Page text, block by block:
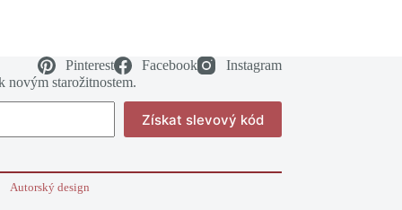
Pinterest Facebook Instagram
novým starožitnostem.
Získat slevový kód
Autorský design